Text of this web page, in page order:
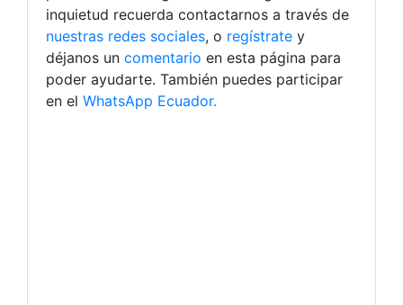
inquietud recuerda contactarnos a través de
nuestras redes sociales, o regístrate y
déjanos un comentario en esta página para
poder ayudarte. También puedes participar
en el WhatsApp Ecuador.